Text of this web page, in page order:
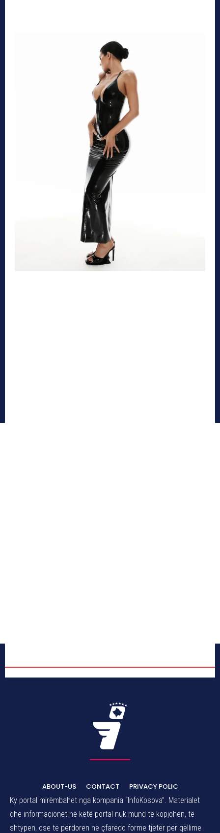
ABOUT-US CONTACT
PRIVACY POLIC
Ky portal mirëmbahet nga kompania “InfoKosova”. Materialet
dhe informacionet në këtë portal nuk mund të kopjohen, të
shtypen, ose të përdoren në çfarëdo forme tjetër për qëllime